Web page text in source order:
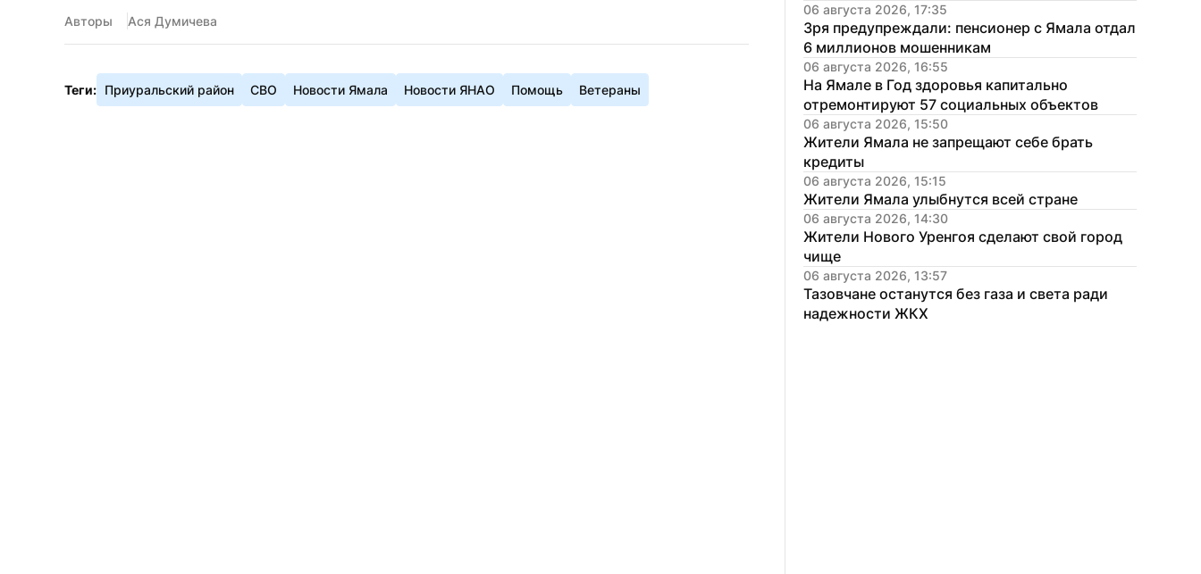
Авторы Ася Думичева
Теги: Приуральский район СВО Новости Ямала Новости ЯНАО Помощь Ветераны
06 августа 2026, 17:35
Зря предупреждали: пенсионер с Ямала отдал
6 миллионов мошенникам
06 августа 2026, 16:55
На Ямале в Год здоровья капитально
отремонтируют 57 социальных объектов
06 августа 2026, 15:50
Жители Ямала не запрещают себе брать
кредиты
06 августа 2026, 15:15
Жители Ямала улыбнутся всей стране
06 августа 2026, 14:30
Жители Нового Уренгоя сделают свой город
чище
06 августа 2026, 13:57
Тазовчане останутся без газа и света ради
надежности ЖКХ